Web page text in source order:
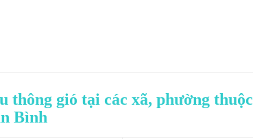
thông gió tại các xã, phường thuộc
Bình